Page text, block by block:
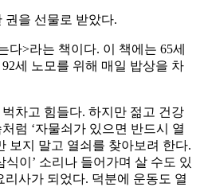
권을 선물로 받았다.
다>라는 책이다. 이 책에는 65세
세 노모를 위해 매일 밥상을 차
차고 힘들다. 하지만 젊고 건강
럼 ‘자물쇠가 있으면 반드시 열
보지 말고 열쇠를 찾아보려 한다.
식이’ 소리나 들어가며 살 수도 있
사가 되었다. 덕분에 운동도 열